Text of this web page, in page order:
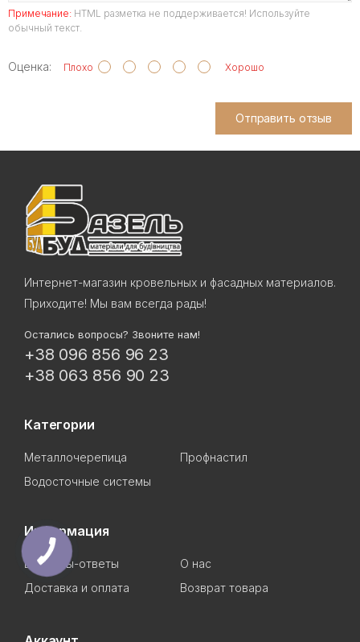
Примечание: HTML разметка не поддерживается! Используйте
обычный текст.
Оценка: Плохо Хорошо
Отправить отзыв
Интернет-магазин кровельных и фасадных материалов.
Приходите! Мы вам всегда рады!
Остались вопросы? Звоните нам!
+38 096 856 96 23
+38 063 856 90 23
Категории
Металлочерепица
Профнастил
Водосточные системы
Информация
Вопросы-ответы
О нас
Доставка и оплата
Возврат товара